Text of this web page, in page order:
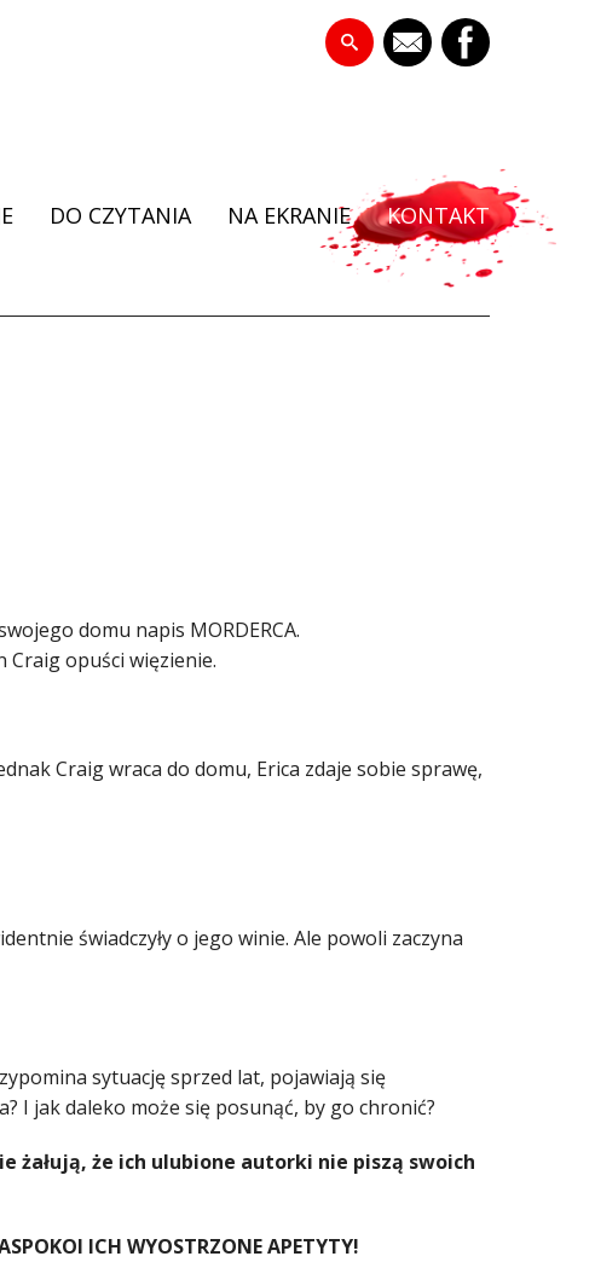
DO CZYTANIA NA EKRANIE KONTAKT
domu napis MORDERCA.
Craig opuści więzienie.
Craig wraca do domu, Erica zdaje sobie sprawę,
świadczyły o jego winie. Ale powoli zaczyna
sytuację sprzed lat, pojawiają się
I jak daleko może się posunąć, by go chronić?
żałują, że ich ulubione autorki nie piszą swoich
ICH WYOSTRZONE APETYTY!